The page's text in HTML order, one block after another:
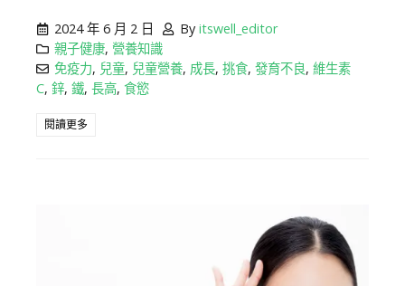
2024 年 6 月 2 日 By itswell_editor
親子健康,營養知識
免疫力, 兒童, 兒童營養, 成長,挑食,發育不良,維生素
C, 鋅, 鐵, 長高, 食慾
閱讀更多